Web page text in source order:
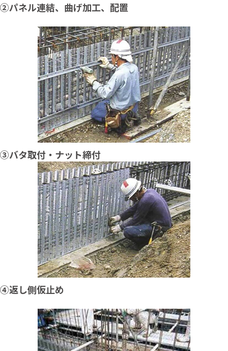
②パネル連結、曲げ加工、配置
➂バタ取付・ナット締付
④返し側仮止め